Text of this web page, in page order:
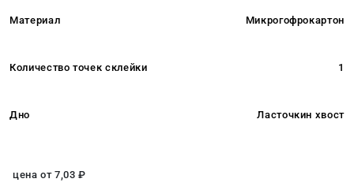
Материал Микрогофрокартон
Количество точек склейки 1
Дно Ласточкин хвост
цена от7,03 ₽